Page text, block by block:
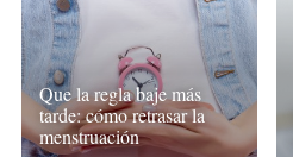
Que la regla baje más
tarde: cómo retrasar la
menstruación